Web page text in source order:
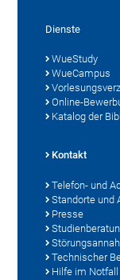
Dienste
WueStudy
WueCampus
Online-
Katalog der
Kontakt
Telefon- und
Standorte und
Presse
Technischer
Hilfe im Notfall